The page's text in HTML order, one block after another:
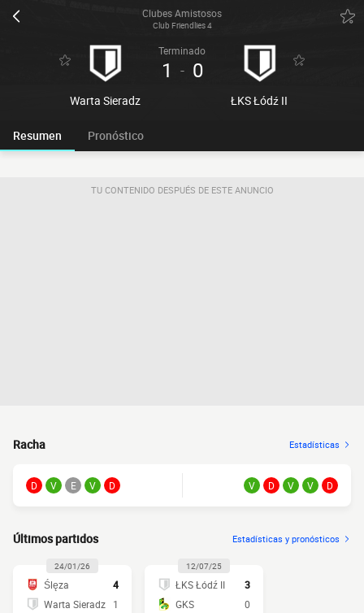
Clubes Amistosos
Club Friendlies 4
Warta Sieradz
Terminado
1 - 0
ŁKS Łódź II
Resumen Pronóstico
TU CONTENIDO DESPUÉS DE ESTE ANUNCIO
Racha Estadísticas
D V E V D V D V V D
Últimos partidos Estadísticas y pronósticos
24/01/26
Ślęza
4
Warta Sieradz
1
12/07/25
ŁKS Łódź II
3
GKS
0